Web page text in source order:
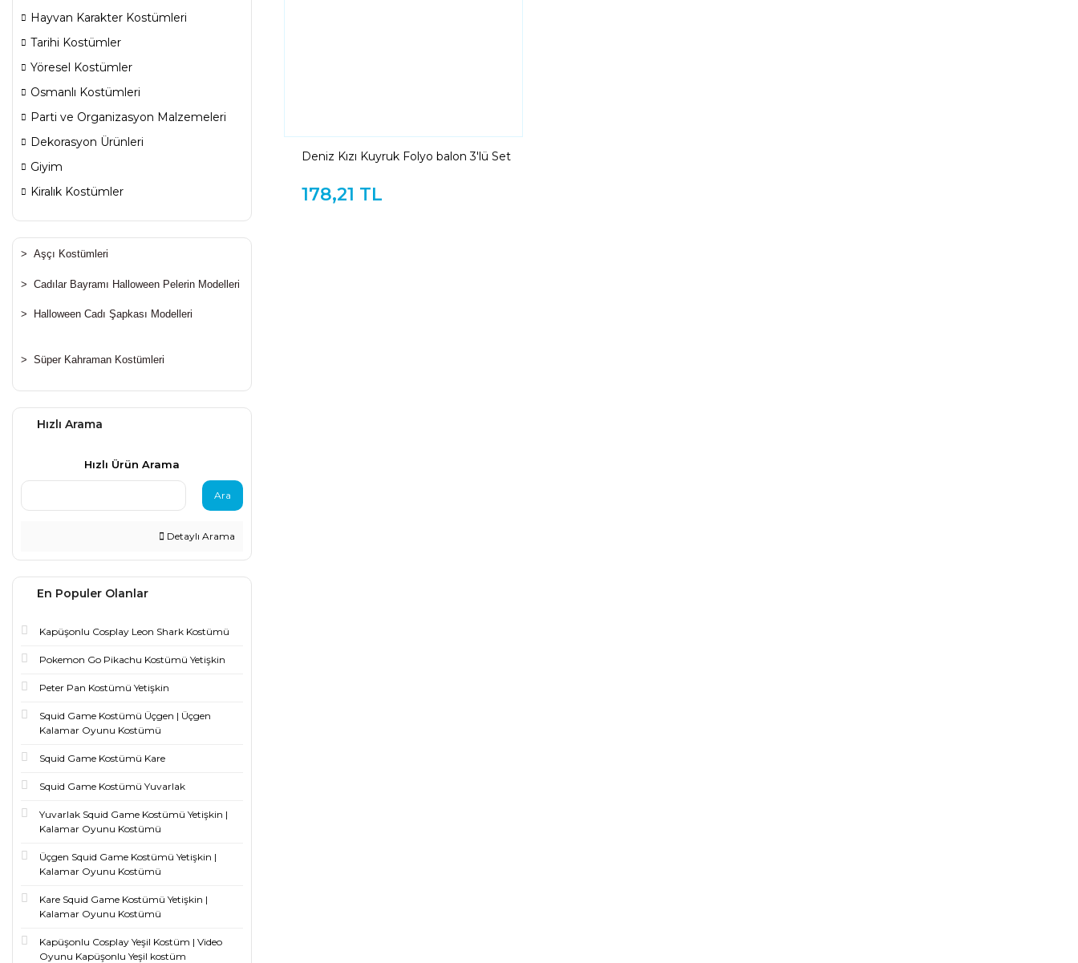
Hayvan Karakter Kostümleri
Tarihi Kostümler
Yöresel Kostümler
Osmanlı Kostümleri
Parti ve Organizasyon Malzemeleri
Dekorasyon Ürünleri
Giyim
Kiralık Kostümler
> Aşçı Kostümleri
> Cadılar Bayramı Halloween Pelerin Modelleri
> Halloween Cadı Şapkası Modelleri
> Süper Kahraman Kostümleri
Hızlı Arama
Hızlı Ürün Arama
Ara
Detaylı Arama
En Populer Olanlar
Kapüşonlu Cosplay Leon Shark Kostümü
Pokemon Go Pikachu Kostümü Yetişkin
Peter Pan Kostümü Yetişkin
Squid Game Kostümü Üçgen | Üçgen
Kalamar Oyunu Kostümü
Squid Game Kostümü Kare
Squid Game Kostümü Yuvarlak
Yuvarlak Squid Game Kostümü Yetişkin |
Kalamar Oyunu Kostümü
Üçgen Squid Game Kostümü Yetişkin |
Kalamar Oyunu Kostümü
Kare Squid Game Kostümü Yetişkin |
Kalamar Oyunu Kostümü
Kapüşonlu Cosplay Yeşil Kostüm | Video
Oyunu Kapüşonlu Yeşil kostüm
Deniz Kızı Kuyruk Folyo balon 3'lü Set
178,21 TL